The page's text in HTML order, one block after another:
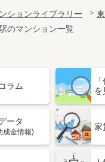
ションライブラリー
のマンション一覧
ラム
を
ータ
成金情報)
家